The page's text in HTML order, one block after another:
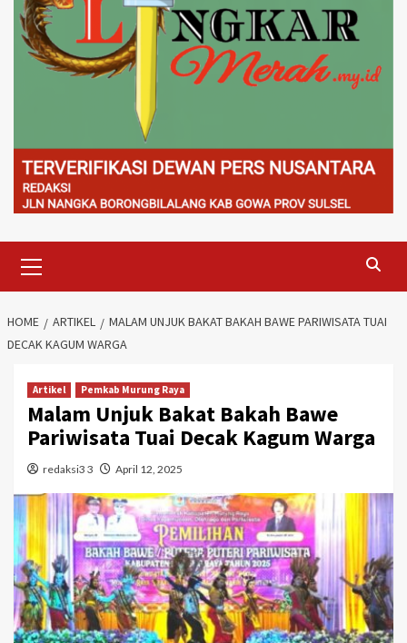
Menu
HOME ARTIKEL
MALAM UNJUK BAKAT BAKAH BAWE PARIWISATA TUAI
DECAK KAGUM WARGA
Artikel Pemkab Murung Raya
Malam Unjuk Bakat Bakah Bawe
Pariwisata Tuai Decak Kagum Warga
redaksi3 3 April 12, 2025